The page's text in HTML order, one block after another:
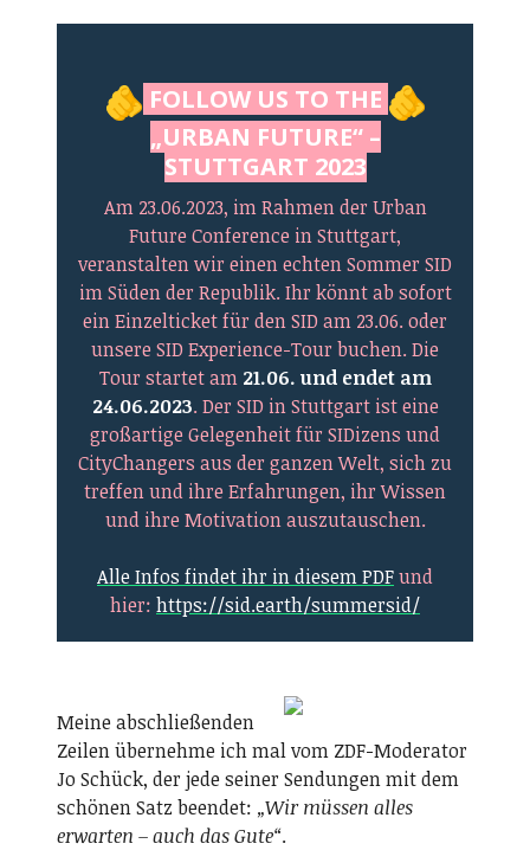
FOLLOW US TO THE
„URBAN FUTURE“ –
STUTTGART 2023
Am 23.06.2023, im Rahmen der Urban
Future Conference in Stuttgart,
veranstalten wir einen echten Sommer SID
im Süden der Republik. Ihr könnt ab sofort
ein Einzelticket für den SID am 23.06. oder
unsere SID Experience-Tour buchen. Die
Tour startet am 21.06. und endet am
24.06.2023. Der SID in Stuttgart ist eine
großartige Gelegenheit für SIDizens und
CityChangers aus der ganzen Welt, sich zu
treffen und ihre Erfahrungen, ihr Wissen
und ihre Motivation auszutauschen.
Alle Infos findet ihr in diesem PDFund
hier: https://sid.earth/summersid/
Meine abschließenden
Zeilen übernehme ich mal vom ZDF-Moderator
Jo Schück, der jede seiner Sendungen mit dem
schönen Satz beendet: „Wir müssen alles
erwarten – auch das Gute“.